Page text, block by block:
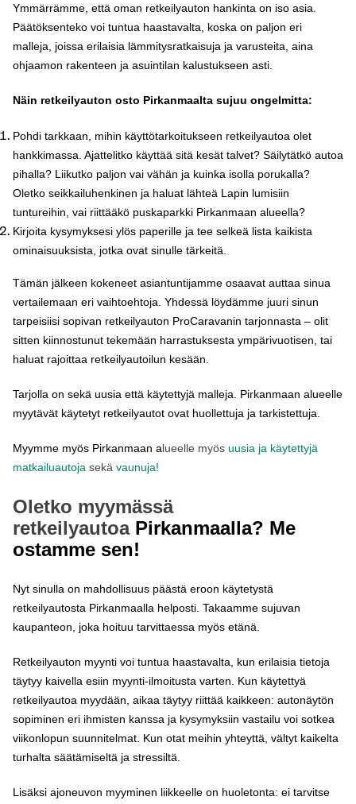
Ymmärrämme, että oman retkeilyauton hankinta on iso asia.
Päätöksenteko voi tuntua haastavalta, koska on paljon eri
malleja, joissa erilaisia lämmitysratkaisuja ja varusteita, aina
ohjaamon rakenteen ja asuintilan kalustukseen asti.
Näin retkeilyauton osto Pirkanmaalta sujuu ongelmitta:
Pohdi tarkkaan, mihin käyttötarkoitukseen retkeilyautoa olet
hankkimassa. Ajattelitko käyttää sitä kesät talvet? Säilytätkö autoa
pihalla? Liikutko paljon vai vähän ja kuinka isolla porukalla?
Oletko seikkailuhenkinen ja haluat lähteä Lapin lumisiin
tuntureihin, vai riittääkö puskaparkki Pirkanmaan alueella?
Kirjoita kysymyksesi ylös paperille ja tee selkeä lista kaikista
ominaisuuksista, jotka ovat sinulle tärkeitä.
Tämän jälkeen kokeneet asiantuntijamme osaavat auttaa sinua
vertailemaan eri vaihtoehtoja. Yhdessä löydämme juuri sinun
tarpeisiisi sopivan retkeilyauton ProCaravanin tarjonnasta – olit
sitten kiinnostunut tekemään harrastuksesta ympärivuotisen, tai
haluat rajoittaa retkeilyautoilun kesään.
Tarjolla on sekä uusia että käytettyjä malleja. Pirkanmaan alueelle
myytävät käytetyt retkeilyautot ovat huollettuja ja tarkistettuja.
Myymme myös Pirkanmaan alueelle myös uusia ja käytettyjä
matkailuautoja sekä vaunuja!
Oletko myymässä
retkeilyautoa Pirkanmaalla? Me
ostamme sen!
Nyt sinulla on mahdollisuus päästä eroon käytetystä
retkeilyautosta Pirkanmaalla helposti. Takaamme sujuvan
kaupanteon, joka hoituu tarvittaessa myös etänä.
Retkeilyauton myynti voi tuntua haastavalta, kun erilaisia tietoja
täytyy kaivella esiin myynti-ilmoitusta varten. Kun käytettyä
retkeilyautoa myydään, aikaa täytyy riittää kaikkeen: autonäytön
sopiminen eri ihmisten kanssa ja kysymyksiin vastailu voi sotkea
viikonlopun suunnitelmat. Kun otat meihin yhteyttä, vältyt kaikelta
turhalta säätämiseltä ja stressiltä.
Lisäksi ajoneuvon myyminen liikkeelle on huoletonta: ei tarvitse